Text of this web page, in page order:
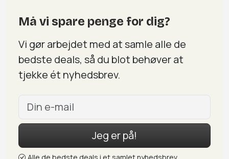
Må vi spare penge for dig?
Vi gør arbejdet med at samle alle de
bedste deals, så du blot behøver at
tjekke ét nyhedsbrev.
Jeg er på!